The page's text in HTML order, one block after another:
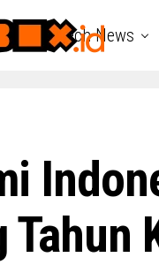
Tech News
Tahun